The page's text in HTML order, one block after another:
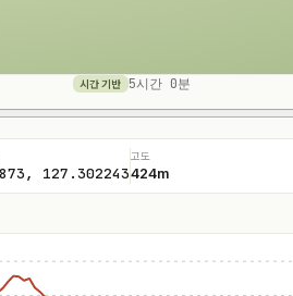
시간 기반 5시간 0분
127.302243
고도
424m